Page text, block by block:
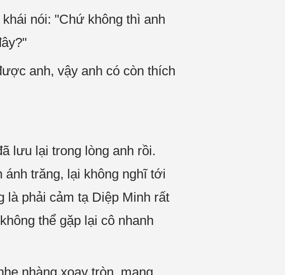
nói: "Chứ không thì anh
anh, vậy anh có còn thích
lưu lại trong lòng anh rồi.
trăng, lại không nghĩ tới
là phải cảm tạ Diệp Minh rất
thể gặp lại cô nhanh
nhàng xoay tròn, mang